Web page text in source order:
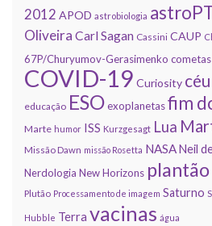
2012 APOD astrobiologia
Oliveira Carl Sagan Cassini CAUP
67P/Churyumov-Gerasimenko cometas
COVID-19 Curiosity
educação ESOexoplanetasfim
Marte humor ISS Kurzgesagt Lua
Missão Dawn missão Rosetta NASANeil
Nerdologia New Horizons
Plutão Processamento de imagem Saturno
Hubble Terra vacinas água